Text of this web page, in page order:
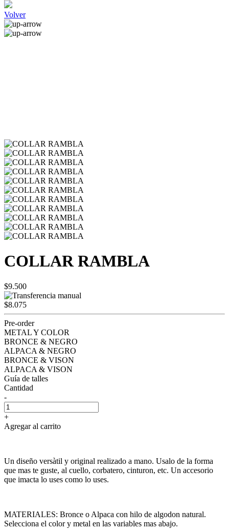
Volver
COLLAR RAMBLA
$9.500
$8.075
Pre-order
METAL Y COLOR
BRONCE & NEGRO
ALPACA & NEGRO
BRONCE & VISON
ALPACA & VISON
Guía de talles
Cantidad
-
+
Agregar al carrito
Un diseño versàtil y original realizado a mano. Usalo de la forma
que mas te guste, al cuello, corbatero, cinturon, etc. Un accesorio
que imacta lo uses como lo uses.
MATERIALES: Bronce o Alpaca con hilo de algodon natural.
Selecciona el color y metal en las variables mas abajo.